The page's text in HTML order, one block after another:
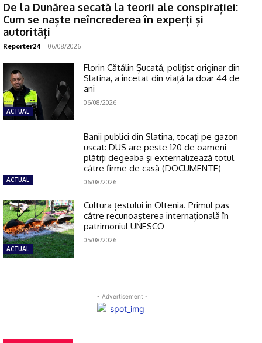
De la Dunărea secată la teorii ale conspirației:
Cum se naște neîncrederea în experți și
autorități
Reporter24 - 06/08/2026
ACTUAL
Florin Cătălin Șucată, poliţist originar din
Slatina, a încetat din viață la doar 44 de
ani
06/08/2026
ACTUAL
Banii publici din Slatina, tocaţi pe gazon
uscat: DUS are peste 120 de oameni
plătiţi degeaba şi externalizează totul
către firme de casă (DOCUMENTE)
06/08/2026
ACTUAL
Cultura țestului în Oltenia. Primul pas
către recunoașterea internațională în
patrimoniul UNESCO
05/08/2026
- Advertisement -